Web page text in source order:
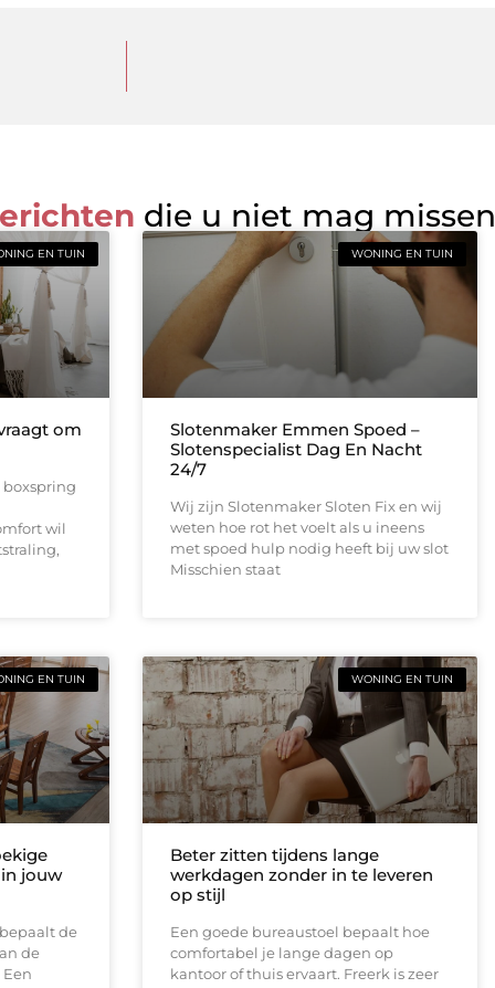
die u niet mag missen
EN TUIN
om
boxspring
wil
WONING EN TUIN
Slotenmaker Emmen Spoed –
Slotenspecialist Dag En Nacht
24/7
Wij zijn Slotenmaker Sloten Fix en wij
weten hoe rot het voelt als u ineens
met spoed hulp nodig heeft bij uw slot
Misschien staat
EN TUIN
jouw
de
de
WONING EN TUIN
Beter zitten tijdens lange
werkdagen zonder in te leveren
op stijl
Een goede bureaustoel bepaalt hoe
comfortabel je lange dagen op
kantoor of thuis ervaart. Freerk is zeer